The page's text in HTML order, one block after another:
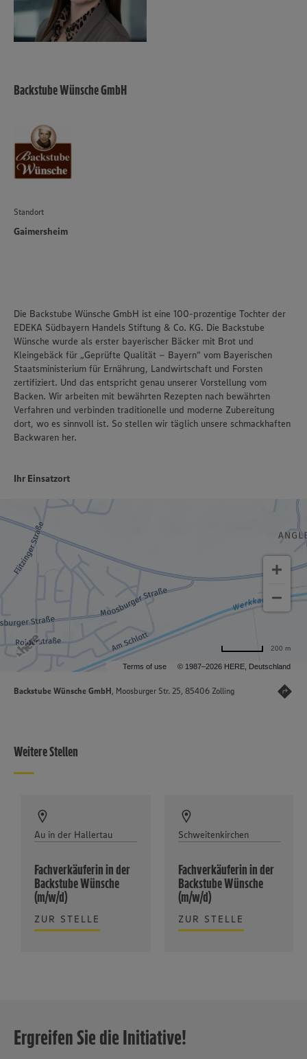
Backstube Wünsche GmbH
Standort
Gaimersheim
Die Backstube Wünsche GmbH ist eine 100-prozentige Tochter der
EDEKA Südbayern Handels Stiftung & Co. KG. Die Backstube
Wünsche wurde als erster bayerischer Bäcker mit Brot und
Kleingebäck für „Geprüfte Qualität – Bayern“ vom Bayerischen
Staatsministerium für Ernährung, Landwirtschaft und Forsten
zertifiziert. Und das entspricht genau unserer Vorstellung vom
Backen. Wir arbeiten mit bewährten Rezepten nach bewährten
Verfahren und verbinden traditionelle und moderne Zubereitung
dort, wo es sinnvoll ist. So stellen wir täglich unsere schmackhaften
Backwaren her.
Ihr Einsatzort
Terms of use © 1987–2026 HERE, Deutschland
200 m
Backstube Wünsche GmbH, Moosburger Str. 25, 85406 Zolling
Weitere Stellen
Au in der Hallertau
Fachverkäuferin in der
Backstube Wünsche
(m/w/d)
ZUR STELLE
Schweitenkirchen
Fachverkäuferin in der
Backstube Wünsche
(m/w/d)
ZUR STELLE
Ergreifen Sie die Initiative!